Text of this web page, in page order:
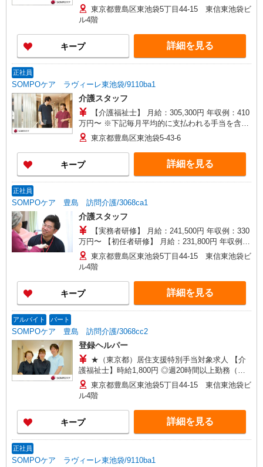
340万円〜 ※職務手当、（東京都）居住支援特別
手当、働きがい向上手当、日祝手当（月平均2回
分）、在宅手当（月平均20回分）等、毎月平均的
に支払われる手当を含みます。 ※居住支援特別手
当は勤続5年目までの方はさらに1万円支給（再入
社は除く） ◎賞与：基本給2.08ヶ月分/年支給 ◎
東京都豊島区東池袋5丁目44-15 東信東池袋ビ
ル4階
キープ 詳細を見る
正社員
SOMPOケア ラヴィーレ東池袋/9110ba1
介護スタッフ
【介護福祉士】 月給：305,300円 年収例：410
万円〜 ※下記毎月平均的に支払われる手当を含み
ます。 ・職務手当 ・特別職務手当 ・特別地域手
当 ・（東京都）居住支援特別手当 ・働きがい向上
手当 ・特別夜勤手当 ・日祝手当（月平均2回分）
・夜勤手当（月平均5回分） ※居住支援特別手当
は勤続5年目までの方はさらに1万円支給（再入社
業時は別途時間外手当支給（超過1分〜）
東京都豊島区東池袋5-43-6
キープ 詳細を見る
正社員
SOMPOケア 豊島 訪問介護/3068ca1
介護スタッフ
【実務者研修】 月給：241,500円 年収例：330
万円〜 【初任者研修】 月給：231,800円 年収例：
318万円〜 ※職務手当、（東京都）居住支援特別
手当、働きがい向上手当、日祝手当（月平均2回
分）等、毎月平均的に支払われる手当を含みま
す。 ※居住支援特別手当は勤続5年目までの方は
さらに1万円支給（再入社は除く） ◎賞与：基本
給2.08ヶ月分/年支給 ◎残業時は別途時間外手当支
東京都豊島区東池袋5丁目44-15 東信東池袋ビ
ル4階
キープ 詳細を見る
アルバイト パート
SOMPOケア 豊島 訪問介護/3068cc2
登録ヘルパー
★（東京都）居住支援特別手当対象求人 【介
護福祉士】時給1,800円 ◎週20時間以上勤務（社
保加入者）の場合は時給1,850円 ＊早朝夜間（〜8
時、18時〜）：時給2,250円〜 ＊日曜祝日：時給
2,100円〜 【実務者研修・初任者研修（ヘルパー1
級・2級）】時給1,720円 ◎週20時間以上勤務（社
保加入者）の場合は時給1,770円 ＊早朝夜間（〜8
時、18時〜）：時給2,150円〜 ＊日曜祝日：時給
ンセル手当：職務時給の60％支給 ※居住支援特別
東京都豊島区東池袋5丁目44-15 東信東池袋ビ
ル4階
キープ 詳細を見る
正社員
SOMPOケア ラヴィーレ東池袋/9110ba1